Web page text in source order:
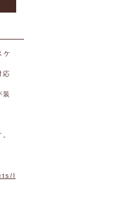
ケ
応
装
l